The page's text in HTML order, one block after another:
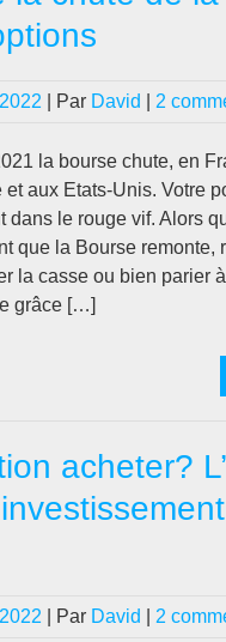
| Par David 2
la bourse chute, en
aux Etats-Unis. Votre
dans le rouge vif. Alors
que la Bourse remonte,
la casse ou bien parier
grâce […]
acheter?
| Par David 2